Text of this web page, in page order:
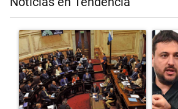
Un artículo de tendencia con el títuloUn